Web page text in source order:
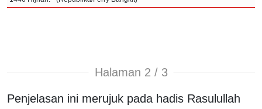
Halaman 2 / 3
Penjelasan ini merujuk pada hadis Rasulullah